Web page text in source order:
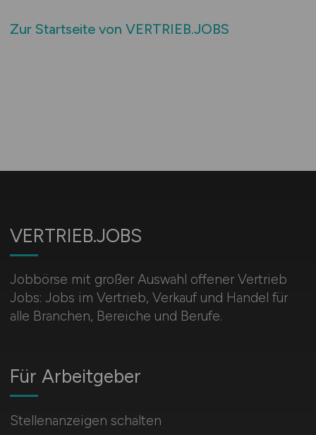
Zur Startseite von VERTRIEB.JOBS
VERTRIEB.JOBS
Jobbörse mit großer Auswahl offener Vertrieb
Jobs: Jobs im Vertrieb, Verkauf und Handel für
alle Branchen, Bereiche und Berufe.
Für Arbeitgeber
Stellenanzeigen schalten